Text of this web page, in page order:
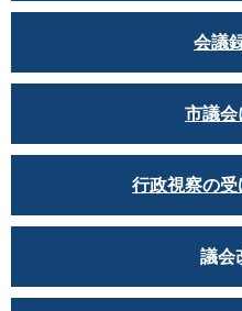
会議
市議会
行政視察の
議会